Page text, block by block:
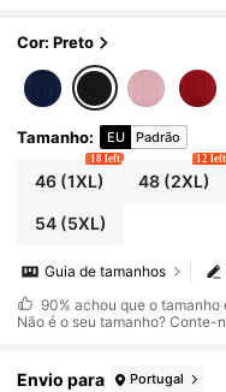
Cor: Preto
Tamanho: EU Padrão
46(1XL)
18 left
48 (2XL)
12 left
54(5XL)
Guia de tamanhos
90% achou que o tamanho
Não é o seu tamanho? Conte-
Envio para Portugal